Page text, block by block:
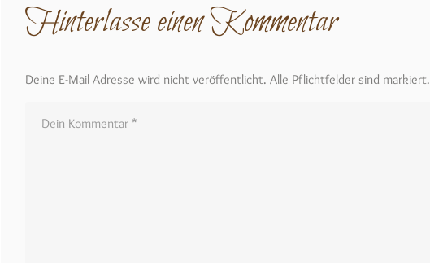
Hinterlasse einen Kommentar
Deine E-Mail Adresse wird nicht veröffentlicht. Alle Pflichtfelder sind markiert.